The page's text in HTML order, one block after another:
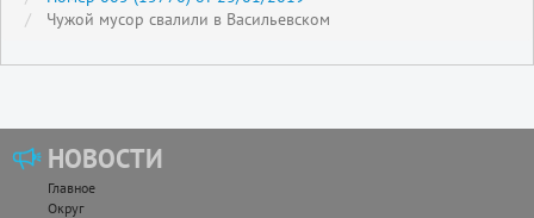
Чужой мусор свалили в Васильевском
НОВОСТИ
Главное
Округ